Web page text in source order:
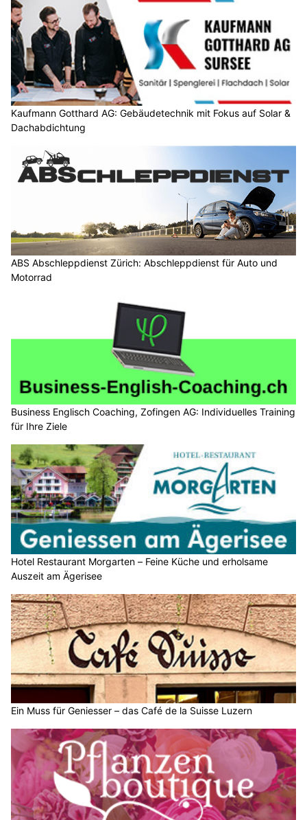
Kaufmann Gotthard AG: Gebäudetechnik mit Fokus auf Solar &
Dachabdichtung
ABS Abschleppdienst Zürich: Abschleppdienst für Auto und
Motorrad
Business Englisch Coaching, Zofingen AG: Individuelles Training
für Ihre Ziele
Hotel Restaurant Morgarten – Feine Küche und erholsame
Auszeit am Ägerisee
Ein Muss für Geniesser – das Café de la Suisse Luzern